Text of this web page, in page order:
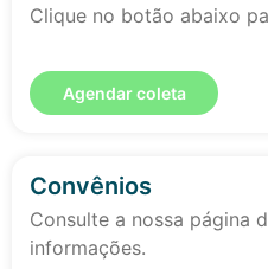
Clique no botão abaixo
Agendar coleta
Convênios
Consulte a nossa página
informações.